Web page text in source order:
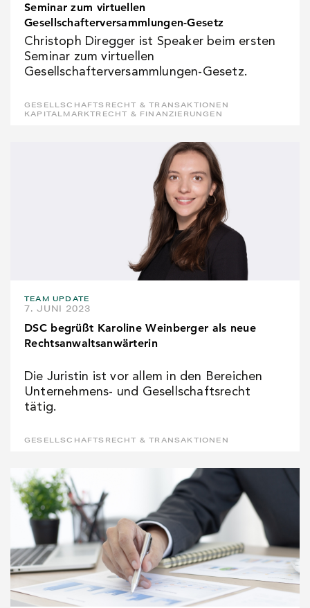
Seminar zum virtuellen
Gesellschafterversammlungen-Gesetz
Christoph Diregger ist Speaker beim ersten
Seminar zum virtuellen
Gesellschafterversammlungen-Gesetz.
GESELLSCHAFTSRECHT & TRANSAKTIONEN
KAPITALMARKTRECHT & FINANZIERUNGEN
TEAM UPDATE
7. JUNI 2023
DSC begrüßt Karoline Weinberger als neue
Rechtsanwaltsanwärterin
Die Juristin ist vor allem in den Bereichen
Unternehmens- und Gesellschaftsrecht
tätig.
GESELLSCHAFTSRECHT & TRANSAKTIONEN